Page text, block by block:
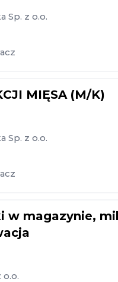
Sp. z o.o.
MIĘSA (M/K)
Sp. z o.o.
w magazynie,
o.o.